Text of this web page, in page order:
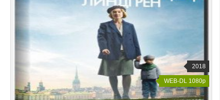
2018
WEB-DL 1080p